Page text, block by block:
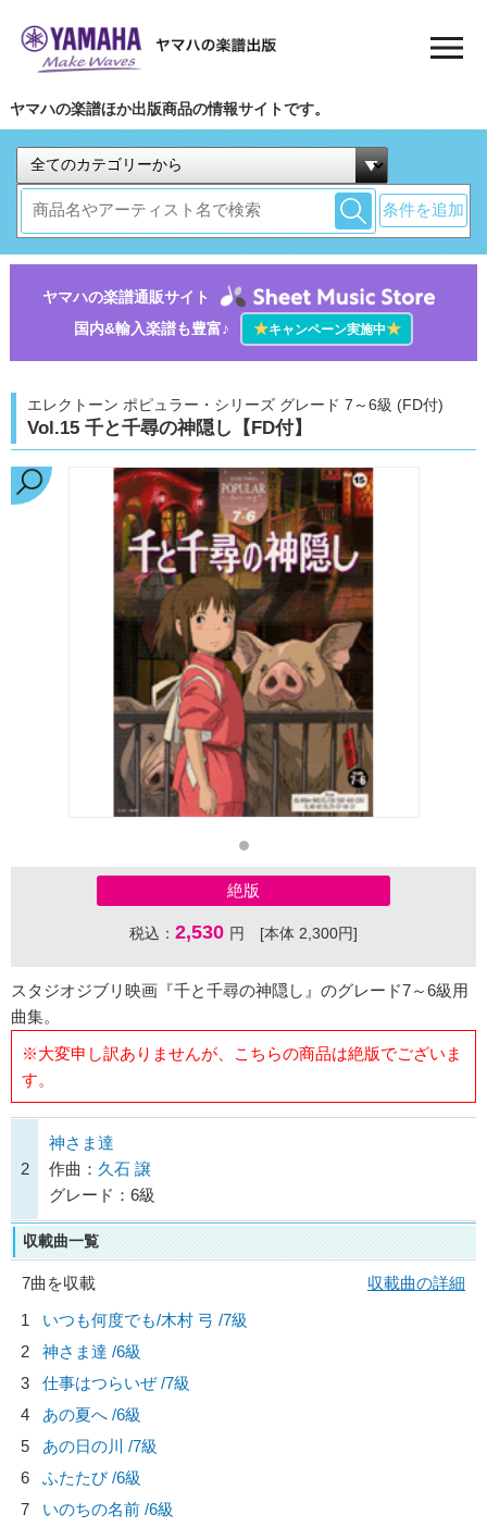
ヤマハの楽譜ほか出版商品の情報サイトです。
条件を追加
ヤマハの楽譜通販サイト
国内&輸入楽譜も豊富♪
★キャンペーン実施中★
エレクトーン ポピュラー・シリーズ グレード 7～6級 (FD付)
Vol.15 千と千尋の神隠し【FD付】
絶版
税込： 2,530 円 [本体 2,300円]
スタジオジブリ映画『千と千尋の神隠し』のグレード7～6級用
曲集。
※大変申し訳ありませんが、こちらの商品は絶版でございま
す。
2
神さま達
作曲： 久石 譲
グレード：6級
収載曲一覧
7曲を収載
収載曲の詳細
1
いつも何度でも/木村 弓 /7級
2
神さま達 /6級
3
仕事はつらいぜ /7級
4
あの夏へ /6級
5
あの日の川 /7級
6
ふたたび /6級
7
いのちの名前 /6級